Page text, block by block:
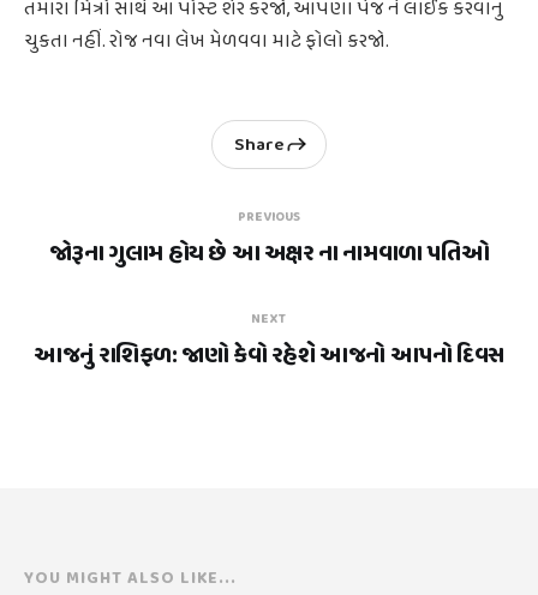
તમારા મિત્રો સાથે આ પોસ્ટ શેર કરજો, આપણા પેજ ને લાઈક કરવાનું
ચુકતા નહીં. રોજ નવા લેખ મેળવવા માટે ફોલો કરજો.
PREVIOUS
જોરૂના ગુલામ હોય છે આ અક્ષર ના નામવાળા પતિઓ
Share
NEXT
આજનું રાશિફળ: જાણો કેવો રહેશે આજનો આપનો દિવસ
YOU MIGHT ALSO LIKE...